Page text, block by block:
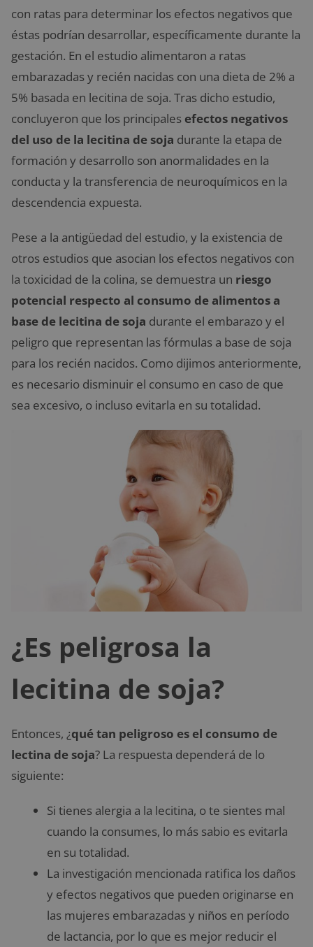
con ratas para determinar los efectos negativos que
éstas podrían desarrollar, específicamente durante la
gestación. En el estudio alimentaron a ratas
embarazadas y recién nacidas con una dieta de 2% a
5% basada en lecitina de soja. Tras dicho estudio,
concluyeron que los principales efectos negativos
del uso de la lecitina de soja durante la etapa de
formación y desarrollo son anormalidades en la
conducta y la transferencia de neuroquímicos en la
descendencia expuesta.
Pese a la antigüedad del estudio, y la existencia de
otros estudios que asocian los efectos negativos con
la toxicidad de la colina, se demuestra un riesgo
potencial respecto al consumo de alimentos a
base de lecitina de soja durante el embarazo y el
peligro que representan las fórmulas a base de soja
para los recién nacidos. Como dijimos anteriormente,
es necesario disminuir el consumo en caso de que
sea excesivo, o incluso evitarla en su totalidad.
¿Es peligrosa la
lecitina de soja?
Entonces, ¿qué tan peligroso es el consumo de
lectina de soja? La respuesta dependerá de lo
siguiente:
Si tienes alergia a la lecitina, o te sientes mal
cuando la consumes, lo más sabio es evitarla
en su totalidad.
La investigación mencionada ratifica los daños
y efectos negativos que pueden originarse en
las mujeres embarazadas y niños en período
de lactancia, por lo que es mejor reducir el